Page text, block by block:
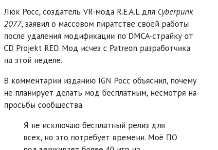
Люк Росс, создатель VR-мода R.E.A.L для Cyberpunk
2077, заявил о массовом пиратстве своей работы
после удаления модификации по DMCA-страйку от
CD Projekt RED. Мод исчез с Patreon разработчика
на этой неделе.
В комментарии изданию IGN Росс объяснил, почему
не планирует делать мод бесплатным, несмотря на
просьбы сообщества.
Я не исключаю бесплатный релиз для
всех, но это потребует времени. Моё ПО